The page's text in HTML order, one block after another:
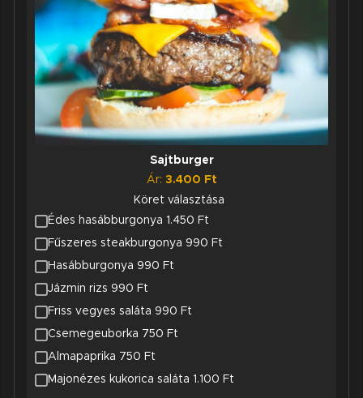
Sajtburger
Ár: 3.400 Ft
Köret választása
Édes hasábburgonya 1.450 Ft
Fűszeres steakburgonya 990 Ft
Hasábburgonya 990 Ft
Jázmin rizs 990 Ft
Friss vegyes saláta 990 Ft
Csemegeuborka 750 Ft
Almapaprika 750 Ft
Majonézes kukorica saláta 1.100 Ft